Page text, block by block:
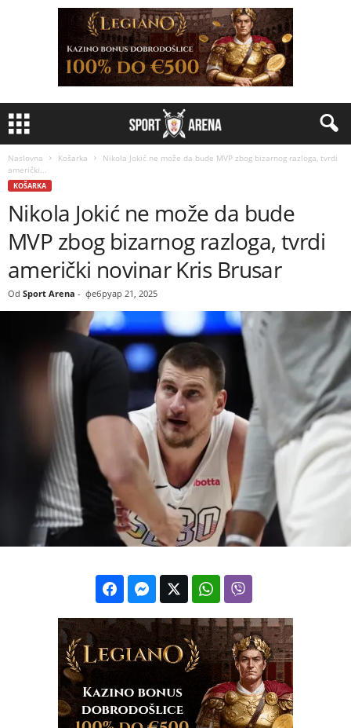
Naslovna Košarka
Nikola Jokić ne može da bude MVP zbog bizarnog razloga, tvrdi
američki...
KOŠARKA
Nikola Jokić ne može da bude
MVP zbog bizarnog razloga, tvrdi
američki novinar Kris Brusar
Od Sport Arena - фебруар 21, 2025